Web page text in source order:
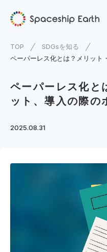
TOP
SDGsを知る
ペーパーレス化とは？メリット
ペーパーレス化と
ット、導入の際の
2025.08.31